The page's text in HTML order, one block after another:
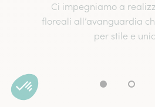
Ci impegniamo a
floreali all’avanguardia
per stile e